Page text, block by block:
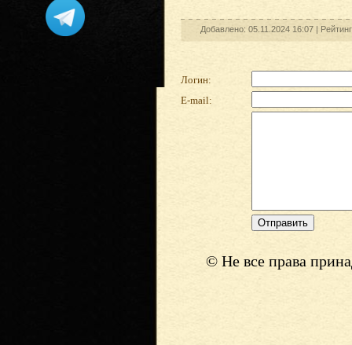
Добавлено: 05.11.2024 16:07 |
Логин:
E-mail:
© Не все права